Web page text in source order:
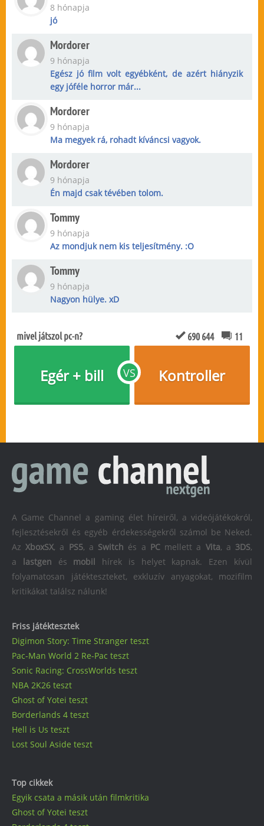
8 hónapja
jó
Mordorer
9 hónapja
Egész jó film volt egyébként, de azért hiányzik
egy jóféle horror már...
Mordorer
9 hónapja
Ma megyek rá, rohadt kíváncsi vagyok.
Mordorer
9 hónapja
Én majd csak tévében tolom.
Tommy
9 hónapja
Az mondjuk nem kis teljesítmény. :O
Tommy
9 hónapja
Nagyon hülye. xD
mivel játszol pc-n? 690 644 11
VS
Egér + bill Kontroller
Friss játéktesztek
Digimon Story: Time Stranger teszt
Pac-Man World 2 Re-Pac teszt
Sonic Racing: CrossWorlds teszt
NBA 2K26 teszt
Ghost of Yotei teszt
Borderlands 4 teszt
Hell is Us teszt
Lost Soul Aside teszt
Top cikkek
Egyik csata a másik után filmkritika
Ghost of Yotei teszt
A Game Channel a gaming élet híreiről, a videójátékokról,
fejlesztésekről és egyéb érdekességekről számol be Neked.
AzXboxSX, a PS5, a Switch és a PCmellett a Vita, a 3DS,
a lastgen és mobil hírek is helyet kapnak. Ezen kívül
folyamatosan játékteszteket, exkluzív anyagokat, mozifilm
kritikákat találsz nálunk!